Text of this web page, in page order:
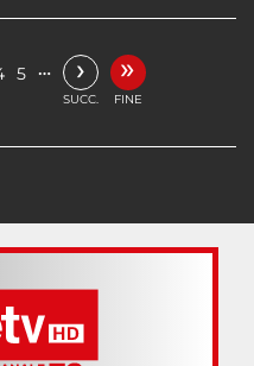
5 … ›
SUCC.
»
FINE